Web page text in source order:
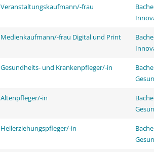
Veranstaltungskaufmann/-frau
Medienkaufmann/-frau Digital und Print
Gesundheits- und Krankenpfleger/-in
Altenpfleger/-in
Heilerziehungspfleger/-in